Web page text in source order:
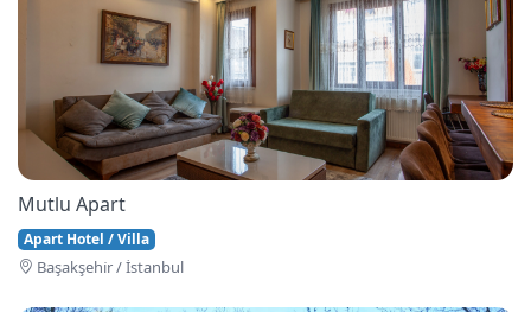
Mutlu Apart
Apart Hotel / Villa
Başakşehi̇r / İstanbul